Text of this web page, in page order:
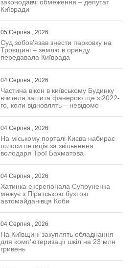
законодавчі обмеження – депутат
Київради
05 Серпня , 2026
Суд зобов’язав знести парковку на
Троєщині – землю в оренду
передавала Київрада
04 Серпня , 2026
Частина вікон в київському Будинку
вчителя зашита фанерою ще з 2022-
го, коли відновлять – невідомо
04 Серпня , 2026
На міському порталі Києва набирає
голоси петиція за звільнення
володаря Трої Бахматова
04 Серпня , 2026
Хатинка ексрегіонала Супруненка
межує з Піратською бухтою
автомайданівця Коби
04 Серпня , 2026
На Київщині закуплять обладнання
для комп’ютеризації шкіл на 23 млн
гривень